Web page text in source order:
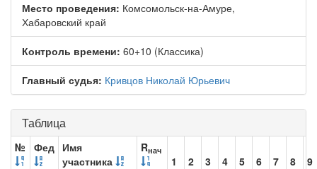
Место проведения: Комсомольск-на-Амуре,
Хабаровский край
Контроль времени: 60+10 (Классика)
Главный судья: Кривцов Николай Юрьевич
Таблица
№ Фед Имя
участника
Rнач
1 2 3 4 5 6 7 8
9